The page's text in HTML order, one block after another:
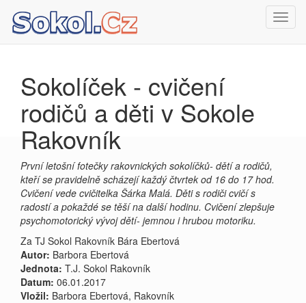
Sokolíček - cvičení
rodičů a děti v Sokole
Rakovník
První letošní fotečky rakovnických sokolíčků- dětí a rodičů,
kteří se pravidelně scházejí každý čtvrtek od 16 do 17 hod.
Cvičení vede cvičitelka Šárka Malá. Děti s rodiči cvičí s
radostí a pokaždé se těší na další hodinu. Cvičení zlepšuje
psychomotorický vývoj dětí- jemnou i hrubou motoriku.
Za TJ Sokol Rakovník Bára Ebertová
Autor: Barbora Ebertová
Jednota: T.J. Sokol Rakovník
Datum: 06.01.2017
Vložil: Barbora Ebertová, Rakovník